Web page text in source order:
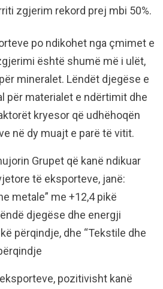
zgjerim rekord prej mbi 50%.
po ndikohet nga çmimet e
është shumë më i ulët,
mineralet. Lëndët djegëse e
për materialet e ndërtimit dhe
kryesor që udhëhoqën
në dy muajt e parë të vitit.
Grupet që kanë ndikuar
të eksporteve, janë:
metale” me +12,4 pikë
djegëse dhe energji
përqindje, dhe “Tekstile dhe
pozitivisht kanë